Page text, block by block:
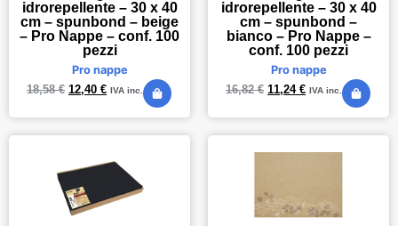
idrorepellente – 30 x 40
cm – spunbond – beige
– Pro Nappe – conf. 100
pezzi
Pro nappe
18,58€ 12,40 € IVA inc.
idrorepellente – 30 x 40
cm – spunbond –
bianco – Pro Nappe –
conf. 100 pezzi
Pro nappe
16,82€ 11,24 € IVA inc.